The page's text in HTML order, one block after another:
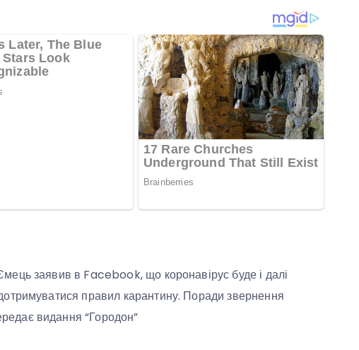
заявив в Facebook, що коронавірус буде і далі
правил карантину. Поради звернення
видання “Городон”